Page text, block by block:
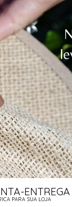
ENTREGA
PARA SUA LOJA